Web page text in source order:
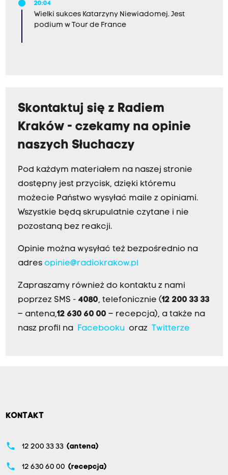
20:04
Wielki sukces Katarzyny Niewiadomej. Jest
podium w Tour de France
Skontaktuj się z Radiem
Kraków - czekamy na opinie
naszych Słuchaczy
Pod każdym materiałem na naszej stronie
dostępny jest przycisk, dzięki któremu
możecie Państwo wysyłać maile z opiniami.
Wszystkie będą skrupulatnie czytane i nie
pozostaną bez reakcji.
Opinie można wysyłać też bezpośrednio na
adres opinie@radiokrakow.pl
Zapraszamy również do kontaktu z nami
poprzez SMS - 4080, telefonicznie (12 200 33 33
– antena,12 630 60 00 – recepcja), a także na
nasz profil na Facebookuoraz Twitterze
KONTAKT
phone 12 200 33 33 (antena)
phone 12 630 60 00 (recepcja)